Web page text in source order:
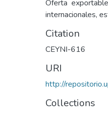
Oferta
internacionales,
Citation
CEYNI-616
URI
http://
Collections